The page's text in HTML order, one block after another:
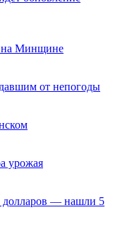
на Минщине
от непогоды
урожая
долларов — нашли 5